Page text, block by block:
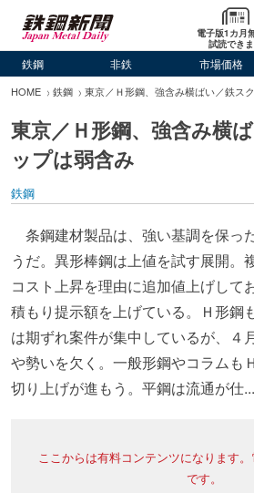
電子版1カ月
試読でき
鉄鋼 非鉄 市場価格
HOME 鉄鋼 東京／Ｈ形鋼、強含み横ばい／鉄ス
東京／Ｈ形鋼、強含み横
ップは弱含み
鉄鋼
条鋼建材製品は、強い基調を保っ
うだ。異形棒鋼は上値を試す展開。
コスト上昇を理由に追加値上げして
積もり提示額を上げている。Ｈ形鋼
は期ずれ案件が集中しているが、４
や勢いを欠く。一般形鋼やコラムも
切り上げが進もう。平鋼は流通が仕...
ここからは有料コンテンツになります
です。